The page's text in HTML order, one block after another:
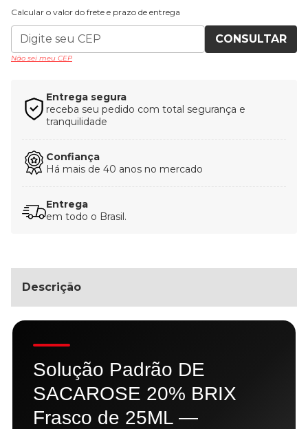
Calcular o valor do frete e prazo de entrega
CONSULTAR
Não sei meu CEP
Entrega segura
receba seu pedido com total segurança e
tranquilidade
Confiança
Há mais de 40 anos no mercado
Entrega
em todo o Brasil.
Descrição
Solução Padrão DE
SACAROSE 20% BRIX
Frasco de 25ML —